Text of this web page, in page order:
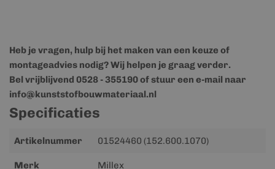
Heb je vragen, hulp bij het maken van een keuze of
montageadvies nodig? Wij helpen je graag verder.
Bel vrijblijvend 0528 - 355190 of stuur een e-mail naar
info@kunststofbouwmateriaal.nl
Specificaties
Meer
Artikelnummer 01524460 (152.600.1070)
Merk Millex